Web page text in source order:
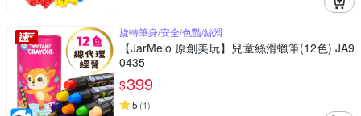
旋轉筆身/安全/色豔/絲滑
【JarMelo 原創美玩】兒童絲滑蠟筆(12色) JA9
0435
$399
5 (1)